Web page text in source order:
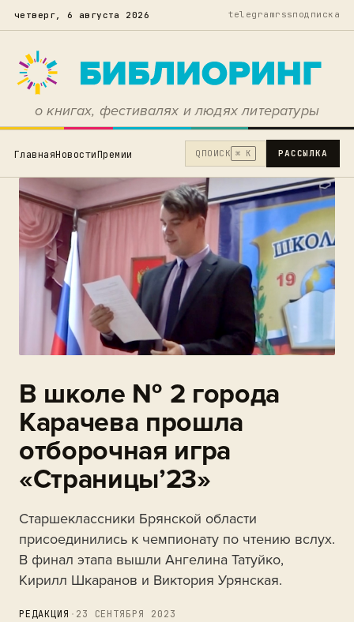
четверг, 6 августа 2026 telegramrssподписка
о книгах, фестивалях и людях литературы
ГлавнаяНовостиПремии Q ПОИСК ⌘ K РАССЫЛКА
В школе № 2 города
Карачева прошла
отборочная игра
«Страницы’23»
Старшеклассники Брянской области
присоединились к чемпионату по чтению вслух.
В финал этапа вышли Ангелина Татуйко,
Кирилл Шкаранов и Виктория Урянская.
РЕДАКЦИЯ · 23 СЕНТЯБРЯ 2023